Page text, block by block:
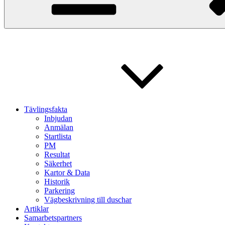
Tävlingsfakta
Inbjudan
Anmälan
Startlista
PM
Resultat
Säkerhet
Kartor & Data
Historik
Parkering
Vägbeskrivning till duschar
Artiklar
Samarbetspartners